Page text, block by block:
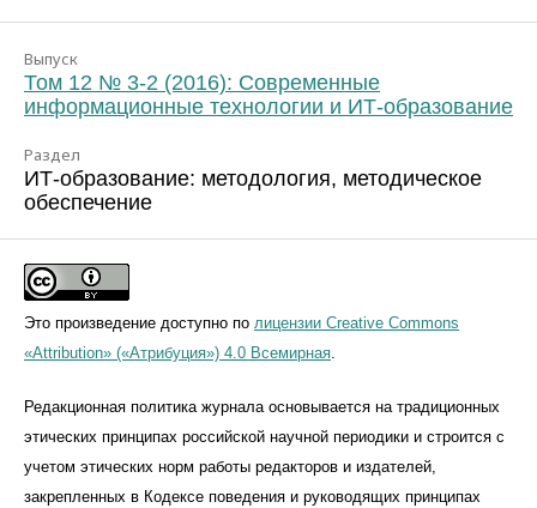
Выпуск
Том 12 № 3-2 (2016): Современные
информационные технологии и ИТ-образование
Раздел
ИТ-образование: методология, методическое
обеспечение
Это произведение доступно по лицензии Creative Commons
«Attribution» («Атрибуция») 4.0 Всемирная.
Редакционная политика журнала основывается на традиционных
этических принципах российской научной периодики и строится с
учетом этических норм работы редакторов и издателей,
закрепленных в Кодексе поведения и руководящих принципах